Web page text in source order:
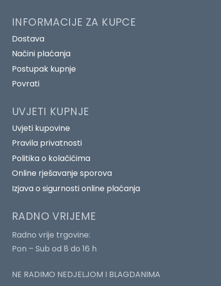
INFORMACIJE ZA KUPCE
Dostava
Načini plaćanja
Postupak kupnje
Povrati
UVJETI KUPNJE
Uvjeti kupovine
Pravila privatnosti
Politika o kolačićima
Online rješavanje sporova
Izjava o sigurnosti online plaćanja
RADNO VRIJEME
Radno vrije trgovine:
Pon – Sub od 8 do 16 h
NE RADIMO NEDJELJOM I BLAGDANIMA